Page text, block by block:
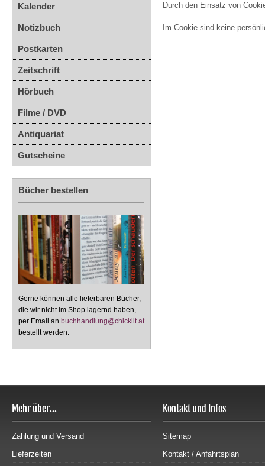
Kalender
Notizbuch
Postkarten
Zeitschrift
Hörbuch
Filme / DVD
Antiquariat
Gutscheine
Bücher bestellen
Gerne können alle lieferbaren Bücher,
die wir nicht im Shop lagernd haben,
per Email an buchhandlung@chicklit.at
bestellt werden.
Durch den Einsatz von
Im Cookie sind keine
Mehr über...
Zahlung und Versand
Lieferzeiten
Kontakt und Infos
Sitemap
Kontakt / Anfahrtsplan